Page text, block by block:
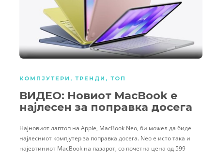
КОМПЈУТЕРИ , ТРЕНДИ , ТОП
ВИДЕО: Новиот MacBook е
најлесен за поправка досега
Најновиот лаптоп на Apple, MacBook Neo, би можел да биде
најлесниот компјутер за поправка досега. Neo е исто така и
најевтиниот MacBook на пазарот, со почетна цена од 599